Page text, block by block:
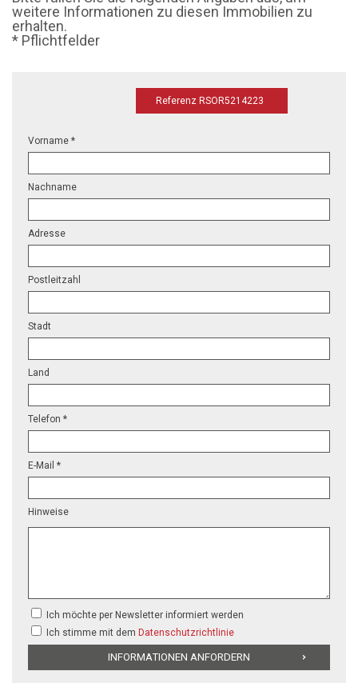
weitere Informationen zu diesen Immobilien zu
erhalten.
* Pflichtfelder
Referenz RSOR5214223
Vorname *
Nachname
Adresse
Postleitzahl
Stadt
Land
Telefon *
E-Mail *
Hinweise
Ich möchte per Newsletter informiert werden
Ich stimme mit dem Datenschutzrichtlinie